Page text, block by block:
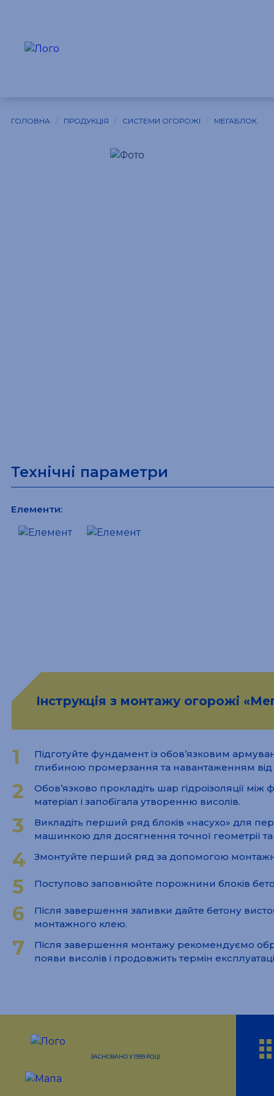
ГОЛОВНА / ПРОДУКЦІЯ / СИСТЕМИ ОГОРОЖІ / МЕГАБЛОК
Технічні параметри
Елементи:
Інструкція з монтажу огорожі
1
Підготуйте фундамент із обов’язковим
глибиною промерзання та навантаженням від
2
Обов’язково прокладіть шар гідроізоляції
матеріал і запобігала утворенню висолів.
3
Викладіть перший ряд блоків «насухо» для
машинкою для досягнення точної геометрії
4 Змонтуйте перший ряд за допомогою
5 Поступово заповнюйте порожнини блоків
6
Після завершення заливки дайте бетону
монтажного клею.
7
Після завершення монтажу рекомендуємо
появи висолів і продовжить термін
ЗАСНОВАНО У 1999 РОЦІ